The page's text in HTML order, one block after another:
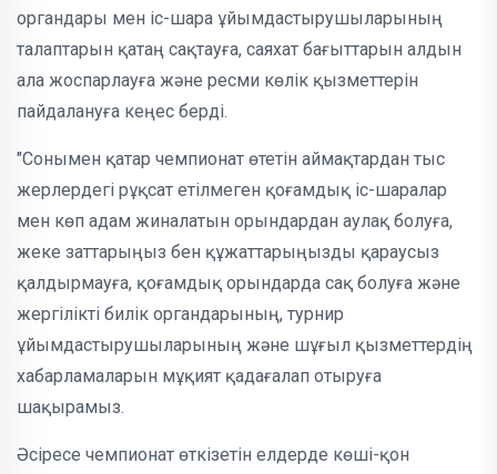
органдары мен іс-шара ұйымдастырушыларының
талаптарын қатаң сақтауға, саяхат бағыттарын алдын
ала жоспарлауға және ресми көлік қызметтерін
пайдалануға кеңес берді.
"Сонымен қатар чемпионат өтетін аймақтардан тыс
жерлердегі рұқсат етілмеген қоғамдық іс-шаралар
мен көп адам жиналатын орындардан аулақ болуға,
жеке заттарыңыз бен құжаттарыңызды қараусыз
қалдырмауға, қоғамдық орындарда сақ болуға және
жергілікті билік органдарының, турнир
ұйымдастырушыларының және шұғыл қызметтердің
хабарламаларын мұқият қадағалап отыруға
шақырамыз.
Әсіресе чемпионат өткізетін елдерде көші-қон